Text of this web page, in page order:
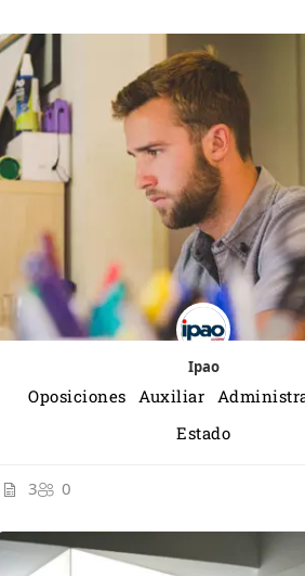
Ipao
Oposiciones Auxiliar
Estado
3 0